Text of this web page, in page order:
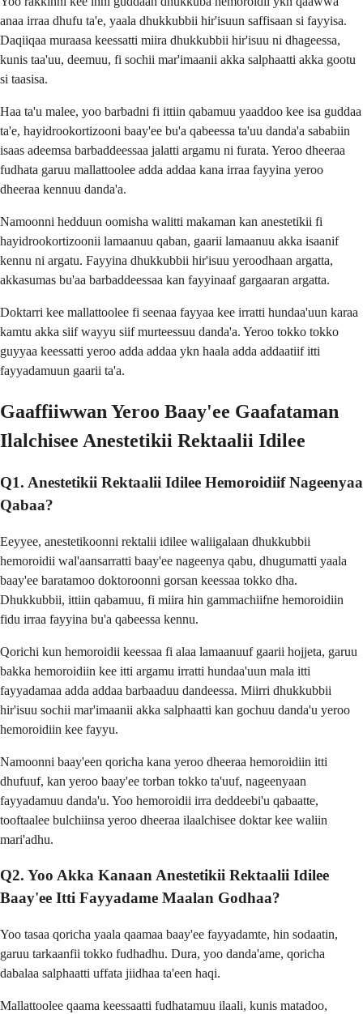
anaa irraa dhufu ta'e, yaala dhukkubbii hir'isuun saffisaan si fayyisa.
Daqiiqaa muraasa keessatti miira dhukkubbii hir'isuu ni dhageessa,
kunis taa'uu, deemuu, fi sochii mar'imaanii akka salphaatti akka gootu
si taasisa.
Haa ta'u malee, yoo barbadni fi ittiin qabamuu yaaddoo kee isa guddaa
ta'e, hayidrookortizooni baay'ee bu'a qabeessa ta'uu danda'a sababiin
isaas adeemsa barbaddeessaa jalatti argamu ni furata. Yeroo dheeraa
fudhata garuu mallattoolee adda addaa kana irraa fayyina yeroo
dheeraa kennuu danda'a.
Namoonni hedduun oomisha walitti makaman kan anestetikii fi
hayidrookortizoonii lamaanuu qaban, gaarii lamaanuu akka isaanif
kennu ni argatu. Fayyina dhukkubbii hir'isuu yeroodhaan argatta,
akkasumas bu'aa barbaddeessaa kan fayyinaaf gargaaran argatta.
Doktarri kee mallattoolee fi seenaa fayyaa kee irratti hundaa'uun karaa
kamtu akka siif wayyu siif murteessuu danda'a. Yeroo tokko tokko
guyyaa keessatti yeroo adda addaa ykn haala adda addaatiif itti
fayyadamuun gaarii ta'a.
Gaaffiiwwan Yeroo Baay'ee Gaafataman
Ilalchisee Anestetikii Rektaalii Idilee
Q1. Anestetikii Rektaalii Idilee Hemoroidiif Nageenyaa
Qabaa?
Eeyyee, anestetikoonni rektalii idilee waliigalaan dhukkubbii
hemoroidii wal'aansarratti baay'ee nageenya qabu, dhugumatti yaala
baay'ee baratamoo doktoroonni gorsan keessaa tokko dha.
Dhukkubbii, ittiin qabamuu, fi miira hin gammachiifne hemoroidiin
fidu irraa fayyina bu'a qabeessa kennu.
Qorichi kun hemoroidii keessaa fi alaa lamaanuuf gaarii hojjeta, garuu
bakka hemoroidiin kee itti argamu irratti hundaa'uun mala itti
fayyadamaa adda addaa barbaaduu dandeessa. Miirri dhukkubbii
hir'isuu sochii mar'imaanii akka salphaatti kan gochuu danda'u yeroo
hemoroidiin kee fayyu.
Namoonni baay'een qoricha kana yeroo dheeraa hemoroidiin itti
dhufuuf, kan yeroo baay'ee torban tokko ta'uuf, nageenyaan
fayyadamuu danda'u. Yoo hemoroidii irra deddeebi'u qabaatte,
tooftaalee bulchiinsa yeroo dheeraa ilaalchisee doktar kee waliin
mari'adhu.
Q2. Yoo Akka Kanaan Anestetikii Rektaalii Idilee
Baay'ee Itti Fayyadame Maalan Godhaa?
Yoo tasaa qoricha yaala qaamaa baay'ee fayyadamte, hin sodaatin,
garuu tarkaanfii tokko fudhadhu. Dura, yoo danda'ame, qoricha
dabalaa salphaatti uffata jiidhaa ta'een haqi.
Mallattoolee qaama keessaatti fudhatamuu ilaali, kunis matadoo,